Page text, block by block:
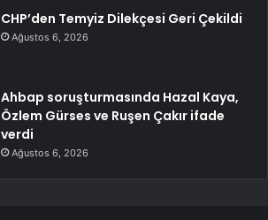
CHP’den Temyiz Dilekçesi Geri Çekildi
Ağustos 6, 2026
Ahbap soruşturmasında Hazal Kaya,
Özlem Gürses ve Ruşen Çakır ifade
verdi
Ağustos 6, 2026